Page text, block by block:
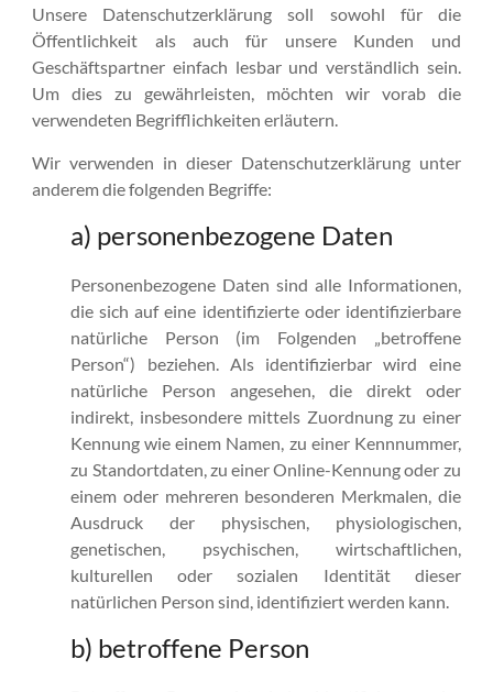
Unsere Datenschutzerklärung soll sowohl für die
Öffentlichkeit als auch für unsere Kunden und
Geschäftspartner einfach lesbar und verständlich sein.
Um dies zu gewährleisten, möchten wir vorab die
verwendeten Begrifflichkeiten erläutern.
Wir verwenden in dieser Datenschutzerklärung unter
anderem die folgenden Begriffe:
a) personenbezogene Daten
Personenbezogene Daten sind alle Informationen,
die sich auf eine identifizierte oder identifizierbare
natürliche Person (im Folgenden „betroffene
Person“) beziehen. Als identifizierbar wird eine
natürliche Person angesehen, die direkt oder
indirekt, insbesondere mittels Zuordnung zu einer
Kennung wie einem Namen, zu einer Kennnummer,
zu Standortdaten, zu einer Online-Kennung oder zu
einem oder mehreren besonderen Merkmalen, die
Ausdruck der physischen, physiologischen,
genetischen, psychischen, wirtschaftlichen,
kulturellen oder sozialen Identität dieser
natürlichen Person sind, identifiziert werden kann.
b) betroffene Person